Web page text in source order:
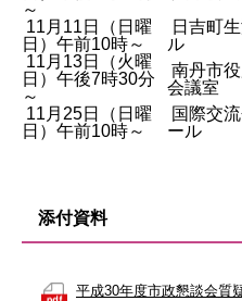
～
11月11日（日曜
日）午前10時～
日吉町
ル
11月13日（火曜
日）午後7時30分
～
南丹市
会議室
11月25日（日曜
日）午前10時～
国際交
ール
添付資料
平成30年度市政懇談会質